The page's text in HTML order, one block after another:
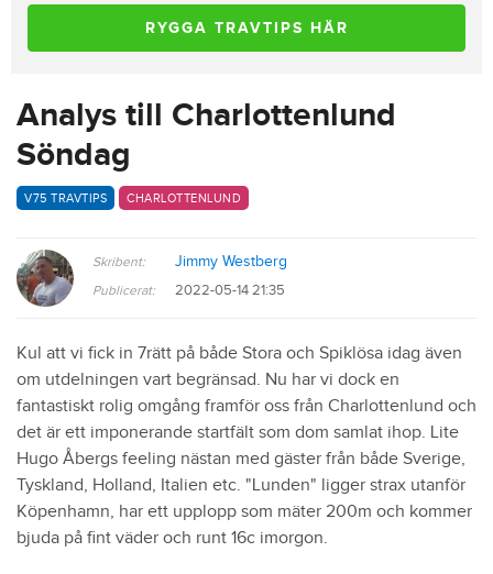
RYGGA TRAVTIPS HÄR
Analys till Charlottenlund
Söndag
V75 TRAVTIPS CHARLOTTENLUND
Skribent: Jimmy Westberg
Publicerat: 2022-05-14 21:35
Kul att vi fick in 7rätt på både Stora och Spiklösa idag även
om utdelningen vart begränsad. Nu har vi dock en
fantastiskt rolig omgång framför oss från Charlottenlund och
det är ett imponerande startfält som dom samlat ihop. Lite
Hugo Åbergs feeling nästan med gäster från både Sverige,
Tyskland, Holland, Italien etc. "Lunden" ligger strax utanför
Köpenhamn, har ett upplopp som mäter 200m och kommer
bjuda på fint väder och runt 16c imorgon.